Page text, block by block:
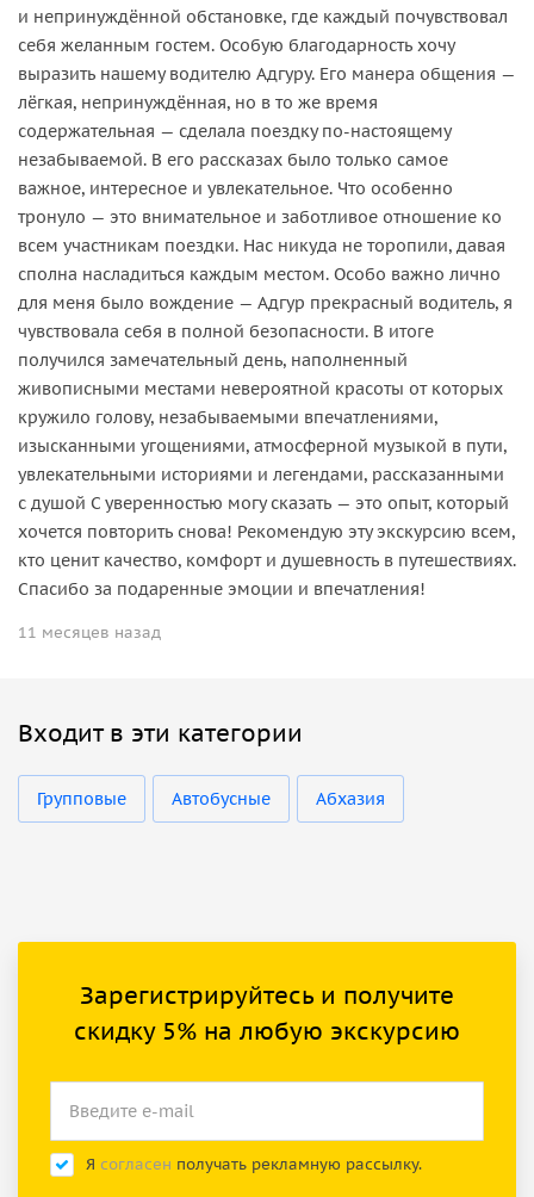
и непринуждённой обстановке, где каждый почувствовал
себя желанным гостем. Особую благодарность хочу
выразить нашему водителю Адгуру. Его манера общения —
лёгкая, непринуждённая, но в то же время
содержательная — сделала поездку по-настоящему
незабываемой. В его рассказах было только самое
важное, интересное и увлекательное. Что особенно
тронуло — это внимательное и заботливое отношение ко
всем участникам поездки. Нас никуда не торопили, давая
сполна насладиться каждым местом. Особо важно лично
для меня было вождение — Адгур прекрасный водитель, я
чувствовала себя в полной безопасности. В итоге
получился замечательный день, наполненный
живописными местами невероятной красоты от которых
кружило голову, незабываемыми впечатлениями,
изысканными угощениями, атмосферной музыкой в пути,
увлекательными историями и легендами, рассказанными
с душой С уверенностью могу сказать — это опыт, который
хочется повторить снова! Рекомендую эту экскурсию всем,
кто ценит качество, комфорт и душевность в путешествиях.
Спасибо за подаренные эмоции и впечатления!
11 месяцев назад
Входит в эти категории
Групповые Автобусные Абхазия
Зарегистрируйтесь и получите
скидку 5% на любую экскурсию
Я согласен получать рекламную рассылку.